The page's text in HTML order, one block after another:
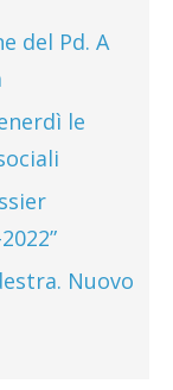
del Pd. A
le
Nuovo